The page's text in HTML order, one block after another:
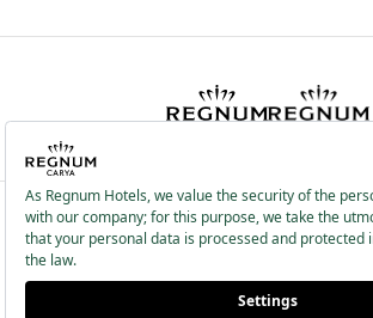
2026 ® Regnum Hotels. Alle Rechte vorbehalten.
Cookie Richtlinie